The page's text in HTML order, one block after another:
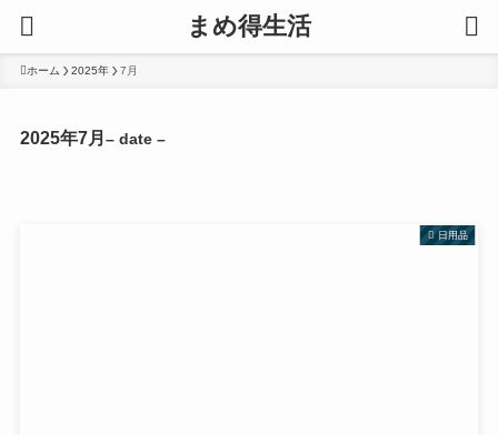
まめ得生活
ホーム 2025年 7月
2025年7月 – date –
日用品